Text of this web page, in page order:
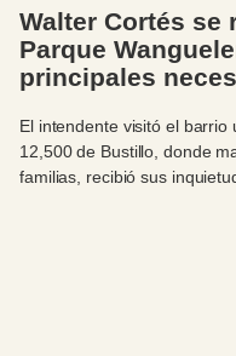
Walter Cortés se
Parque
principales
El intendente visitó el
12,500 de Bustillo, donde
familias, recibió sus